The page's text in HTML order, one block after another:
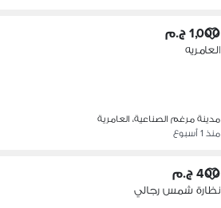
1,000 ج.م
العامريه
مدينة مرغم الصناعية، العامرية
منذ 1 أسبوع
400 ج.م
نظارة شمس رجالي